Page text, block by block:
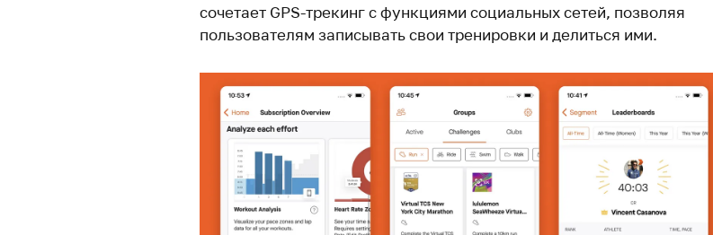
сочетает GPS-трекинг с функциями социальных сетей, позволяя
пользователям записывать свои тренировки и делиться ими.